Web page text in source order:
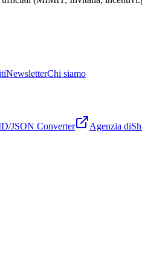
NewsletterChi siamo
JSON Converter Agenzia